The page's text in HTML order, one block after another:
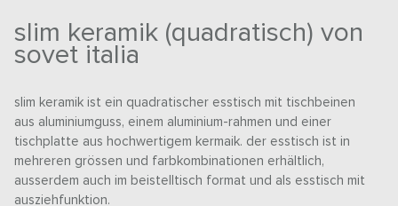
slim keramik (quadratisch) von
sovet italia
slim keramik ist ein quadratischer esstisch mit tischbeinen
aus aluminiumguss, einem aluminium-rahmen und einer
tischplatte aus hochwertigem kermaik. der esstisch ist in
mehreren grössen und farbkombinationen erhältlich,
ausserdem auch im beistelltisch format und als esstisch mit
ausziehfunktion.